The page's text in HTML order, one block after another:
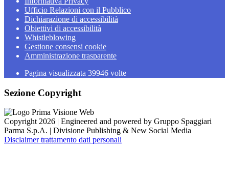
Ufficio Relazioni con il Pubblico
Dichiarazione di accessibilità
Obiettivi di accessibilità
Whistleblowing
Gestione consensi cookie
Amministrazione trasparente
Pagina visualizzata 39946 volte
Sezione Copyright
Copyright 2026 | Engineered and powered by Gruppo Spaggiari
Parma S.p.A. | Divisione Publishing & New Social Media
Disclaimer trattamento dati personali